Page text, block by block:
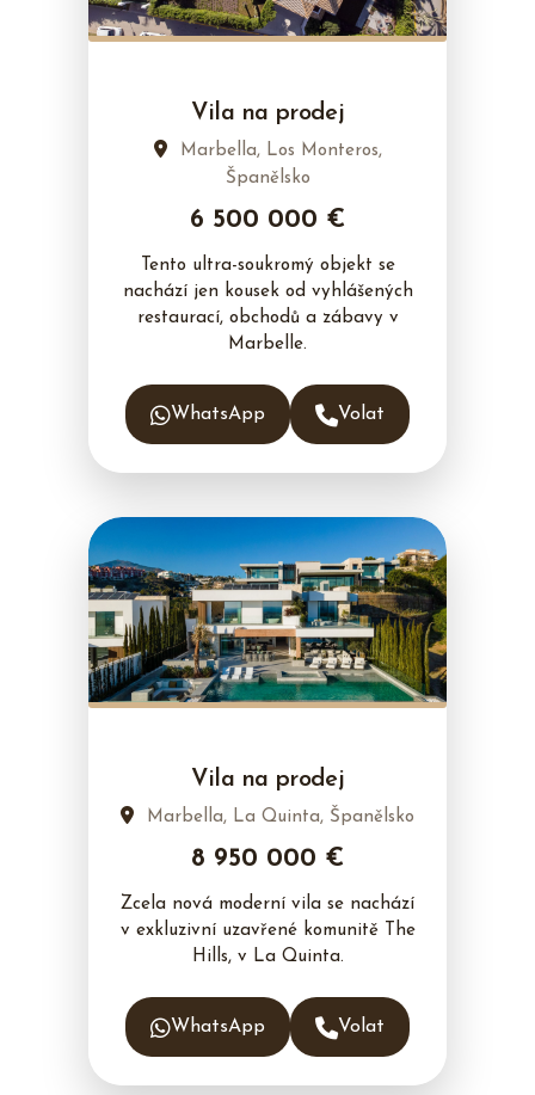
Vila na prodej
Marbella, Los Monteros,
Španělsko
6 500 000 €
Tento ultra-soukromý objekt se
nachází jen kousek od vyhlášených
restaurací, obchodů a zábavy v
Marbelle.
WhatsApp Volat
Vila na prodej
Marbella, La Quinta, Španělsko
8 950 000 €
Zcela nová moderní vila se nachází
v exkluzivní uzavřené komunitě The
Hills, v La Quinta.
WhatsApp Volat